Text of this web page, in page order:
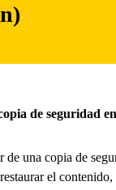
de seguridad
de una copia de
el contenido,